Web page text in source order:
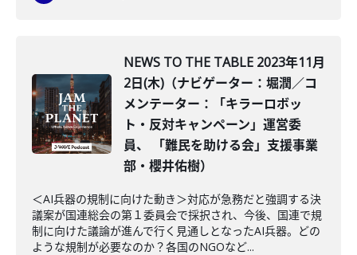
NEWS TO THE TABLE 2023年11月
2日(木)（ナビゲーター：堀潤／コ
メンテーター：「キラーロボッ
ト・反対キャンペーン」運営委
員、 「難民を助ける会」支援事業
部・櫻井佑樹）
＜AI兵器の規制に向けた動き＞対応が急務だと強調する決
議案が国連総会の第１委員会で採択され、今後、国連で規
制に向けた議論が進んで行く見通しとなったAI兵器。どの
ような規制が必要なのか？各国のNGOなど...